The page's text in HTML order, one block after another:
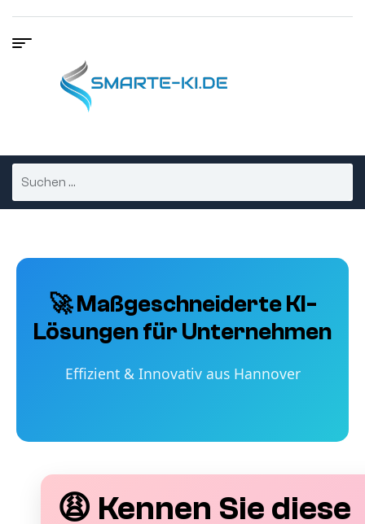
🚀 Maßgeschneiderte KI-
Lösungen für Unternehmen
Effizient & Innovativ aus Hannover
😩 Kennen Sie diese